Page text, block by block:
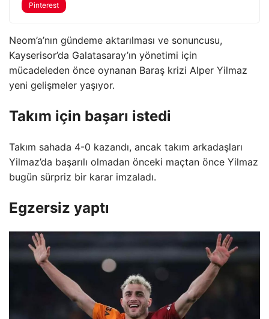
Pinterest
Neom’a’nın gündeme aktarılması ve sonuncusu,
Kayserisor’da Galatasaray’ın yönetimi için
mücadeleden önce oynanan Baraş krizi Alper Yilmaz
yeni gelişmeler yaşıyor.
Takım için başarı istedi
Takım sahada 4-0 kazandı, ancak takım arkadaşları
Yilmaz’da başarılı olmadan önceki maçtan önce Yilmaz
bugün sürpriz bir karar imzaladı.
Egzersiz yaptı